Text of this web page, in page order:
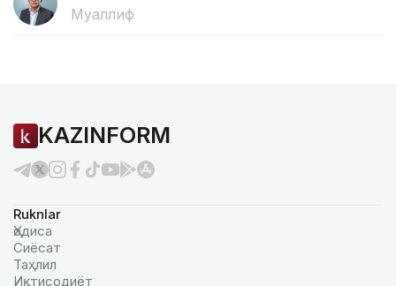
Муаллиф
KAZINFORM
Ruknlar
Ҳодиса
Сиёсат
Таҳлил
Иқтисодиёт